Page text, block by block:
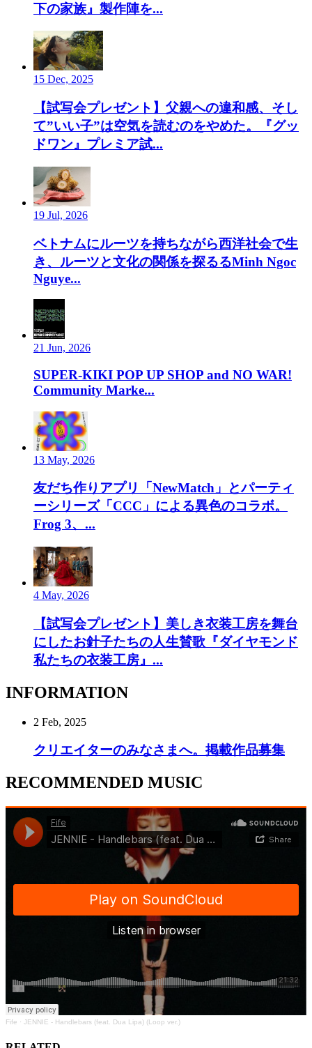
下の家族』製作陣を...
15 Dec, 2025
【試写会プレゼント】父親への違和感、そし
て”いい子”は空気を読むのをやめた。『グッ
ドワン』プレミア試...
19 Jul, 2026
ベトナムにルーツを持ちながら西洋社会で生
き、ルーツと文化の関係を探るるMinh Ngoc
Nguye...
21 Jun, 2026
SUPER-KIKI POP UP SHOP and NO WAR!
Community Marke...
13 May, 2026
友だち作りアプリ「NewMatch」とパーティ
ーシリーズ「CCC」による異色のコラボ。
Frog 3、...
4 May, 2026
【試写会プレゼント】美しき衣装工房を舞台
にしたお針子たちの人生賛歌『ダイヤモンド
私たちの衣装工房』...
INFORMATION
2 Feb, 2025
クリエイターのみなさまへ。掲載作品募集
RECOMMENDED MUSIC
Fife · JENNIE - Handlebars (feat. Dua Lipa) (Loop ver.)